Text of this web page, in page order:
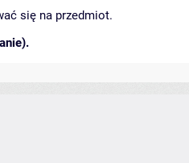
się na przedmiot.